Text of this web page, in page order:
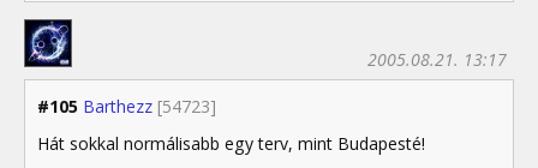
#105 Barthezz [54723]
2005.08.21. 13:17
Hát sokkal normálisabb egy terv, mint Budapesté!